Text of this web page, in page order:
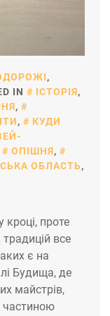
,
IN ІСТОРІЯ,
,
,
КУДИ
ОПІШНЯ,
ОБЛАСТЬ,
проте
все
є на
Будища, де
майстрів,
частиною